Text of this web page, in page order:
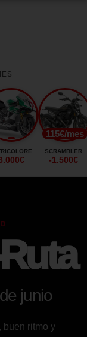
115€/mes
SCRAMBLER
-1.500€
junio
buen ritmo y